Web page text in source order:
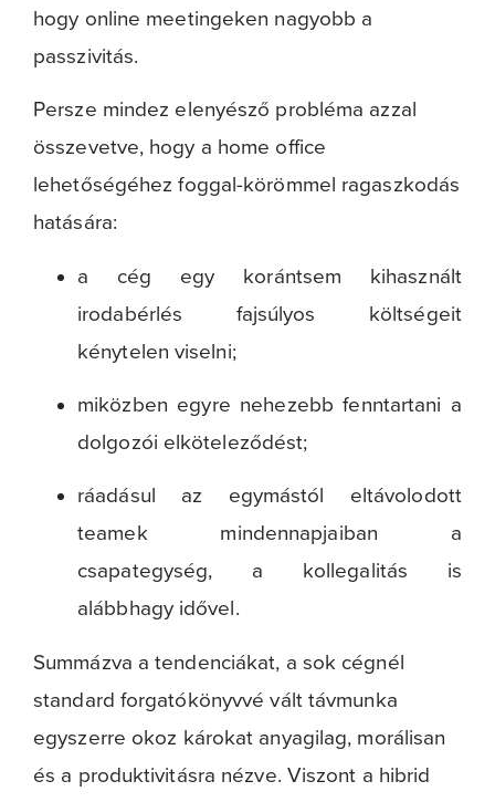
hogy online meetingeken nagyobb a
passzivitás.
Persze mindez elenyésző probléma azzal
összevetve, hogy a home office
lehetőségéhez foggal-körömmel ragaszkodás
hatására:
a cég egy korántsem kihasznált
irodabérlés fajsúlyos költségeit
kénytelen viselni;
miközben egyre nehezebb fenntartani a
dolgozói elköteleződést;
ráadásul az egymástól eltávolodott
teamek mindennapjaiban a
csapategység, a kollegalitás is
alábbhagy idővel.
Summázva a tendenciákat, a sok cégnél
standard forgatókönyvvé vált távmunka
egyszerre okoz károkat anyagilag, morálisan
és a produktivitásra nézve. Viszont a hibrid